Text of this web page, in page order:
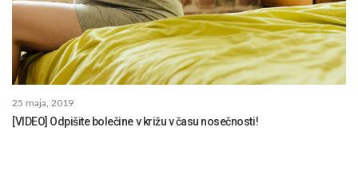
25 maja, 2019
[VIDEO] Odpišite bolečine v križu v času nosečnosti!